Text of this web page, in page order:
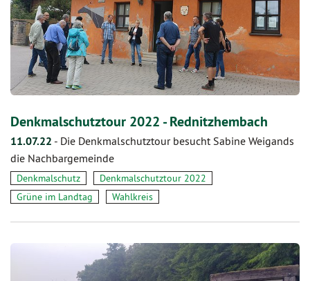
Denkmalschutztour 2022 - Rednitzhembach
11.07.22 - Die Denkmalschutztour besucht Sabine Weigands
die Nachbargemeinde
Denkmalschutz
Denkmalschutztour 2022
Grüne im Landtag
Wahlkreis